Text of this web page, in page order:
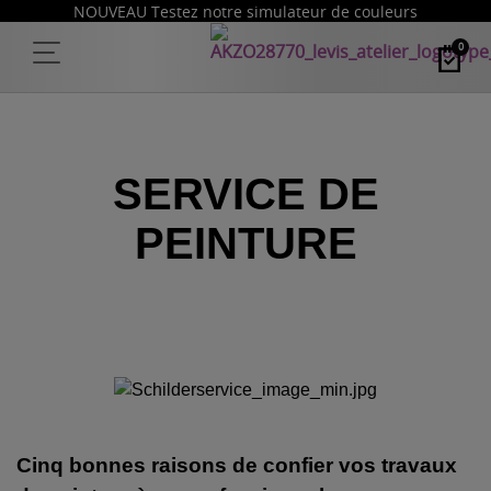
NOUVEAU Testez notre simulateur de couleurs
0
SERVICE DE
PEINTURE
Cinq bonnes raisons de confier vos travaux